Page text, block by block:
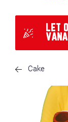
LET
Cake